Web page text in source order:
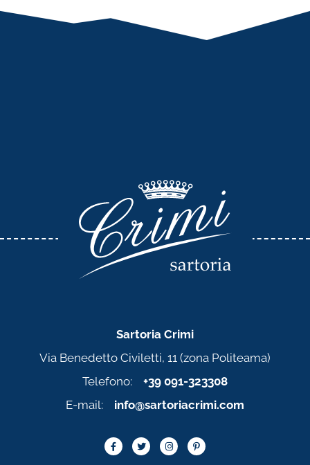
Sartoria Crimi
Via Benedetto Civiletti, 11 (zona Politeama)
Telefono: +39 091-323308
E-mail: info@sartoriacrimi.com